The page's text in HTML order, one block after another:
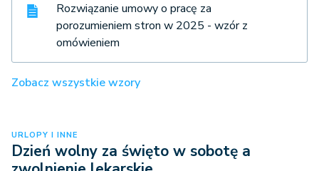
Rozwiązanie umowy o pracę za
porozumieniem stron w 2025 - wzór z
omówieniem
Zobacz wszystkie wzory
URLOPY I INNE
Dzień wolny za święto w sobotę a